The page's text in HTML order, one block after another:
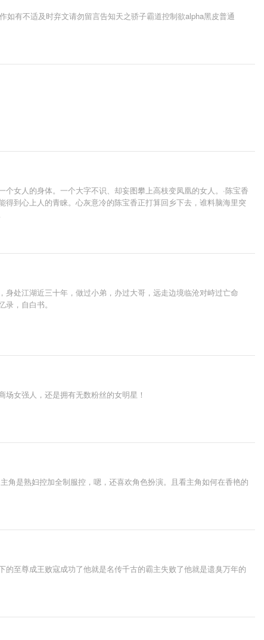
有不适及时弃文请勿留言告知天之骄子霸道控制欲alpha黑皮普通
女人的身体。一个大字不识、却妄图攀上高枝变凤凰的女人。·陈宝香
到心上人的青睐。心灰意冷的陈宝香正打算回乡下去，谁料脑海里突
处江湖近三十年，做过小弟，办过大哥，远走边境临沧对峙过亡命
，自白书。
女强人，还是拥有无数粉丝的女明星！
角是熟妇控加全制服控，嗯，还喜欢角色扮演。且看主角如何在香艳的
至尊成王败寇成功了他就是名传千古的霸主失败了他就是遗臭万年的